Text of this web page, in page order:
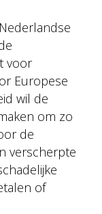
voor
Europese
wil de
om zo
de
verscherpte
of